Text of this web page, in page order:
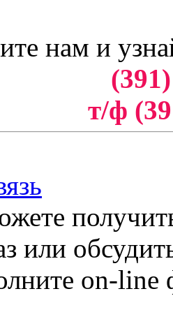
нам и
т/ф
или
on-